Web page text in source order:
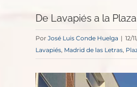
De Lavapiés a la
Por José Luis Conde Huelga | 12/
Lavapiés, Madrid de las Letras,
Ver